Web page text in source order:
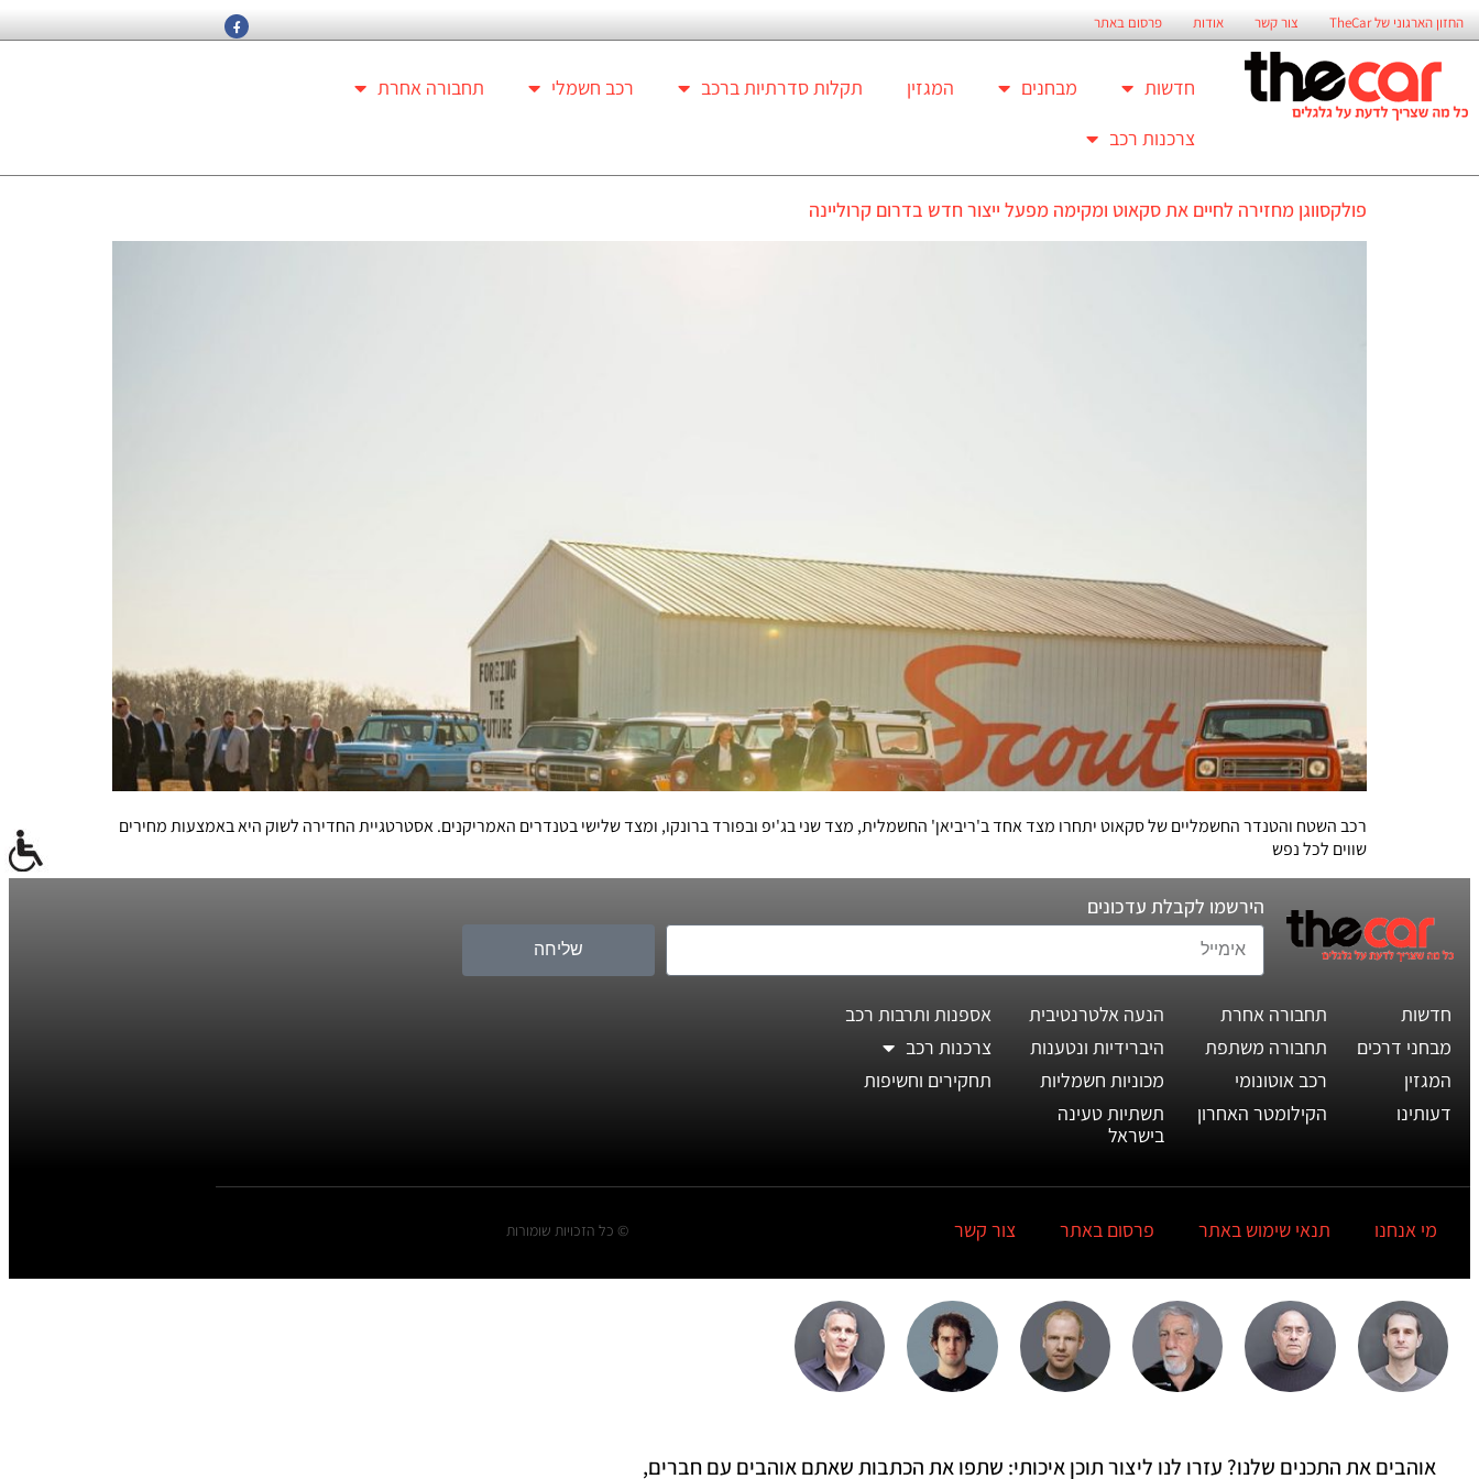
החזון הארגוני של TheCar צור קשר אודות פרסום באתר
חדשות מבחנים המגזין תקלות סדרתיות ברכב רכב חשמלי
תחבורה אחרת
צרכנות רכב
פולקסווגן מחזירה לחיים את סקאוט ומקימה מפעל ייצור חדש בדרום קרוליינה
רכב השטח והטנדר החשמליים של סקאוט יתחרו מצד אחד ב'ריביאן' החשמלית, מצד שני בג'יפ ובפורד ברונקו, ומצד שלישי בטנדרים האמריקנים. אסטרטגיית החדירה לשוק היא באמצעות מחירים
שווים לכל נפש
הירשמו לקבלת עדכונים
שליחה
חדשות
מבחני דרכים
המגזין
דעותינו
תחבורה אחרת
תחבורה משתפת
רכב אוטונומי
הקילומטר האחרון
הנעה אלטרנטיבית
היברידיות ונטענות
מכוניות חשמליות
תשתיות טעינה
בישראל
אספנות ותרבות רכב
צרכנות רכב
תחקירים וחשיפות
מי אנחנו תנאי שימוש באתר פרסום באתר צור קשר © כל הזכויות שומורות
אוהבים את התכנים שלנו? עזרו לנו ליצור תוכן איכותי: שתפו את הכתבות שאתם אוהבים עם חברים,